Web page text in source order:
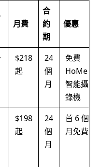
月費
合
約
期
優惠
$218
起
24
個
月
免費
HoMe
智能攝
錄機
$198
起
24
個
月
首 6 個
月免費